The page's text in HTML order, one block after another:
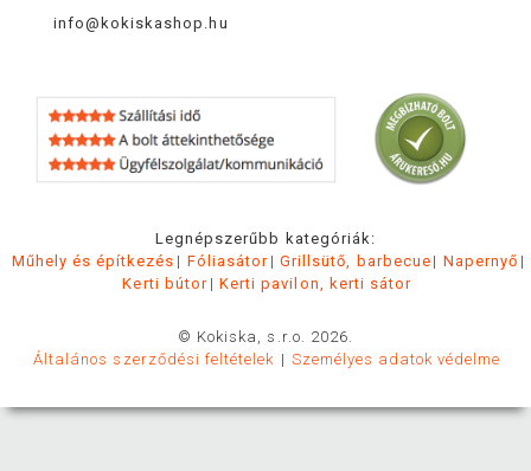
info@kokiskashop.hu
Legnépszerűbb kategóriák:
Műhely és építkezés
Fóliasátor Grillsütő, barbecue
Napernyő
Kerti bútor
Kerti pavilon, kerti sátor
© Kokiska, s.r.o. 2026.
Általános szerződési feltételek
Személyes adatok védelme